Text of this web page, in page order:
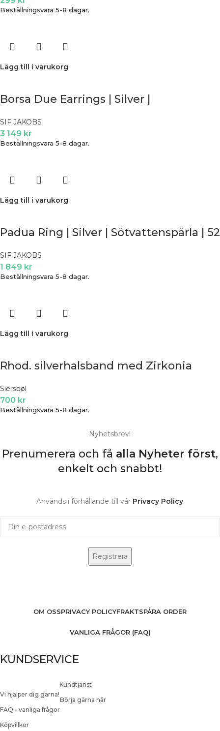
Beställningsvara 5-8 dagar.
Lägg till i varukorg
Borsa Due Earrings | Silver |
SIF JAKOBS
3 149 kr
Beställningsvara 5-8 dagar.
Lägg till i varukorg
Padua Ring | Silver | Sötvattenspärla | 52
SIF JAKOBS
1 849 kr
Beställningsvara 5-8 dagar.
Lägg till i varukorg
Rhod. silverhalsband med Zirkonia
Siersbøl
700 kr
Beställningsvara 5-8 dagar.
Nyhetsbrev!
Prenumerera och få alla Nyheter först,
enkelt och snabbt!
Används i förhållande till vår Privacy Policy
OM OSSPRIVACY POLICYFRAKTSPÅRA ORDER
VANLIGA FRÅGOR (FAQ)
KUNDSERVICE
Vi hjälper dig gärna!
Kundtjänst
FAQ - vanliga frågor
Börja gärna här
Köpvillkor